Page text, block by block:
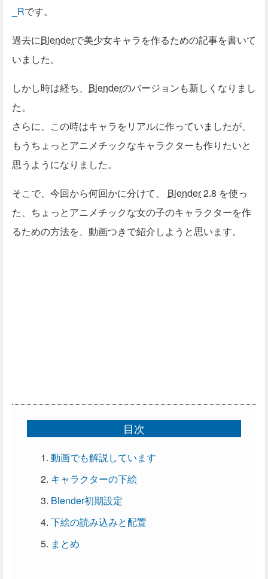
_Rです。
過去にBlenderで美少女キャラを作るための記事を書いて
いました。
しかし時は経ち、 Blenderのバージョンも新しくなりまし
た。
さらに、この時はキャラをリアルに作っていましたが、
もうちょっとアニメチックなキャラクターも作りたいと
思うようになりました。
そこで、今回から何回かに分けて、 Blender2.8 を使っ
た、ちょっとアニメチックな女の子のキャラクターを作
るための方法を、動画つきで紹介しようと思います。
目次
動画でも解説しています
キャラクターの下絵
Blender初期設定
下絵の読み込みと配置
まとめ